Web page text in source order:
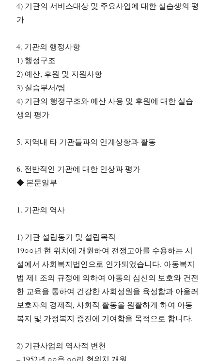
4) 기관의 서비스대상 및 주요사업에 대한 실습생의 평
가
4. 기관의 행정사항
1) 행정구조
2) 예산, 후원 및 지원사항
3) 실습부서/팀
4) 기관의 행정구조와 예산 사용 및 후원에 대한 실습
생의 평가
5. 지역내 타 기관들과의 연계상황과 활동
6. 전반적인 기관에 대한 인상과 평가
◆ 본문일부
1. 기관의 역사
1) 기관 설립동기 및 설립목적
19○○년 현 위치에 개원하여 전쟁고아를 수용하는 시
설에서 사회복지법인으로 인가되었습니다. 아동복지
법 제1 조의 규정에 의하여 아동의 심신의 보호와 건전
한 교육을 통하여 건강한 사회성원을 육성함과 아울러
보호자의 경제적, 사회적 활동을 원활하게 하여 아동
복지 및 가정복지 증진에 기여함을 목적으로 합니다.
2) 기관사업의 역사적 변천
– 1952년 ○○읍 ○○리 현위치 개원